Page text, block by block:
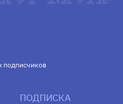
подписчиков
ПОДПИСКА